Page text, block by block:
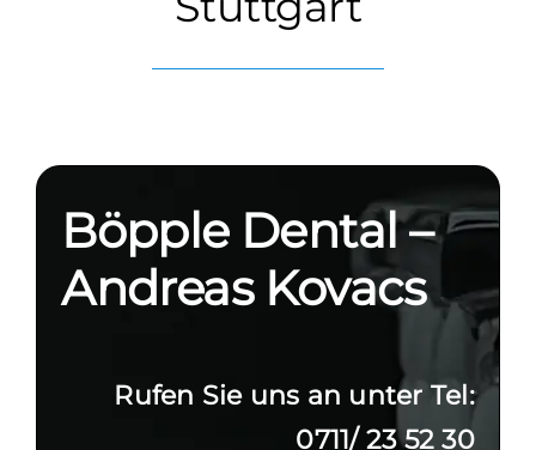
Böpple Dental –
Andreas Kovacs
Rufen Sie uns an unter Tel:
0711/ 23 52 30